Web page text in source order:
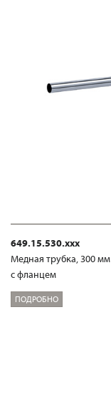
649.15.530.xxx
Медная трубка, 300 мм
с фланцем
ПОДРОБНО